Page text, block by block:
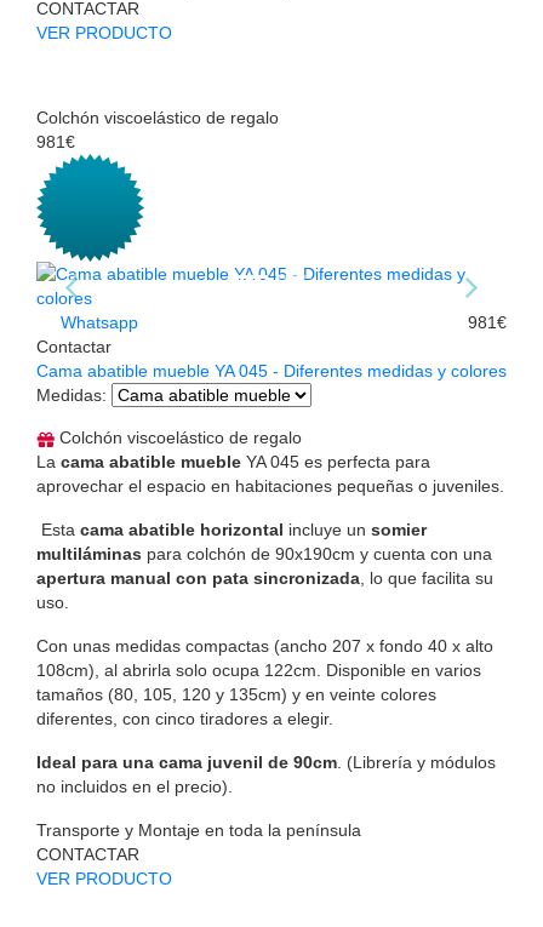
CONTACTAR
VER PRODUCTO
Colchón viscoelástico de regalo
981€
Whatsapp
Contactar
981€
Cama abatible mueble YA 045 - Diferentes medidas y colores
Medidas:
Colchón viscoelástico de regalo
La cama abatible mueble YA 045 es perfecta para
aprovechar el espacio en habitaciones pequeñas o juveniles.
Esta cama abatible horizontal incluye un somier
multiláminas para colchón de 90x190cm y cuenta con una
apertura manual con pata sincronizada , lo que facilita su
uso.
Con unas medidas compactas (ancho 207 x fondo 40 x alto
108cm), al abrirla solo ocupa 122cm. Disponible en varios
tamaños (80, 105, 120 y 135cm) y en veinte colores
diferentes, con cinco tiradores a elegir.
Ideal para una cama juvenil de 90cm . (Librería y módulos
no incluidos en el precio).
Transporte y Montaje en toda la península
CONTACTAR
VER PRODUCTO